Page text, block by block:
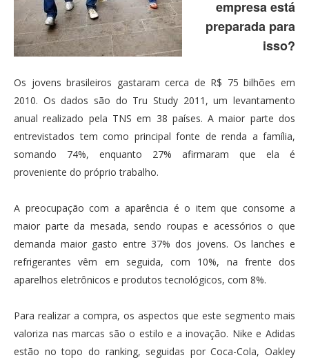
empresa está
preparada para
isso?
Os jovens brasileiros gastaram cerca de R$ 75 bilhões em
2010. Os dados são do Tru Study 2011, um levantamento
anual realizado pela TNS em 38 países. A maior parte dos
entrevistados tem como principal fonte de renda a família,
somando 74%, enquanto 27% afirmaram que ela é
proveniente do próprio trabalho.
A preocupação com a aparência é o item que consome a
maior parte da mesada, sendo roupas e acessórios o que
demanda maior gasto entre 37% dos jovens. Os lanches e
refrigerantes vêm em seguida, com 10%, na frente dos
aparelhos eletrônicos e produtos tecnológicos, com 8%.
Para realizar a compra, os aspectos que este segmento mais
valoriza nas marcas são o estilo e a inovação. Nike e Adidas
estão no topo do ranking, seguidas por Coca-Cola, Oakley